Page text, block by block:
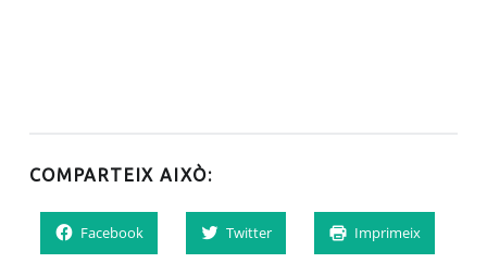
COMPARTEIX AIXÒ:
Facebook Twitter Imprimeix